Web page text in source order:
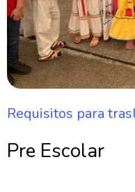
Requisitos para
Pre Escolar